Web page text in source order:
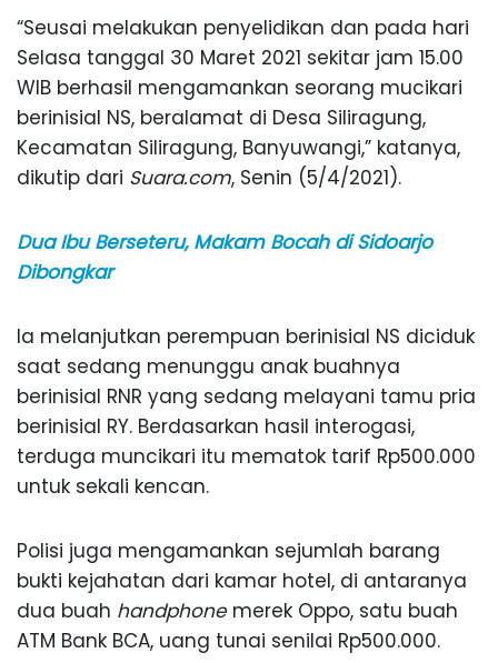
“Seusai melakukan penyelidikan dan pada hari
Selasa tanggal 30 Maret 2021 sekitar jam 15.00
WIB berhasil mengamankan seorang mucikari
berinisial NS, beralamat di Desa Siliragung,
Kecamatan Siliragung, Banyuwangi,” katanya,
dikutip dari Suara.com, Senin (5/4/2021).
Dua Ibu Berseteru, Makam Bocah di Sidoarjo
Dibongkar
Ia melanjutkan perempuan berinisial NS diciduk
saat sedang menunggu anak buahnya
berinisial RNR yang sedang melayani tamu pria
berinisial RY. Berdasarkan hasil interogasi,
terduga muncikari itu mematok tarif Rp500.000
untuk sekali kencan.
Polisi juga mengamankan sejumlah barang
bukti kejahatan dari kamar hotel, di antaranya
dua buah handphonemerek Oppo, satu buah
ATM Bank BCA, uang tunai senilai Rp500.000.